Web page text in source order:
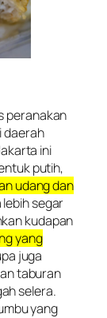
peranakan
daerah
ini
putih,
udang dan
segar
kudapan
yang
juga
taburan
selera.
yang